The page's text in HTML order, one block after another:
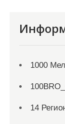
1000
14